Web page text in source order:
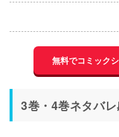
無料でコミック
3巻・4巻ネタバ